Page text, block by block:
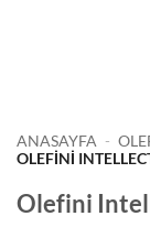
ANASAYFA -
OLEFINI
Olefini